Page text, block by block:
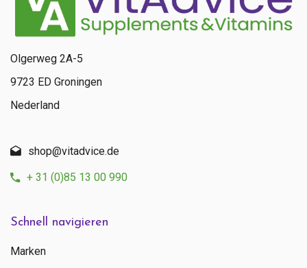
Schnell navigieren
Marken
Olgerweg 2A-5
9723 ED Groningen
Nederland
shop@vitadvice.de
+ 31 (0)85 13 00 990